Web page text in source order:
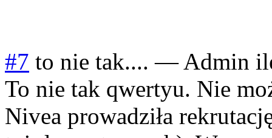
#7 to nie tak.... —Admin
To nie tak qwertyu. Nie
Nivea prowadziła